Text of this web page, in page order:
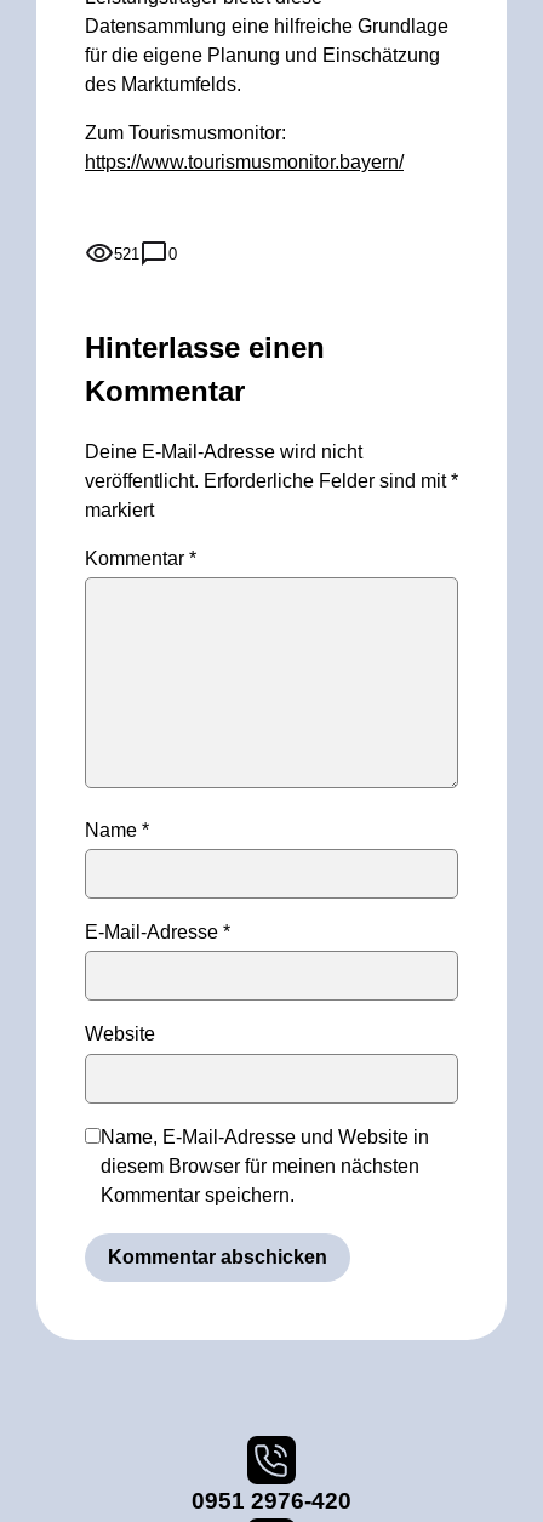
Datensammlung eine hilfreiche Grundlage
für die eigene Planung und Einschätzung
des Marktumfelds.
Zum Tourismusmonitor:
https://www.tourismusmonitor.bayern/
521 0
Hinterlasse einen
Kommentar
Deine E-Mail-Adresse wird nicht
veröffentlicht. Erforderliche Felder sind mit*
markiert
Kommentar *
Name *
E-Mail-Adresse *
Website
Name, E-Mail-Adresse und Website in
diesem Browser für meinen nächsten
Kommentar speichern.
0951 2976-420